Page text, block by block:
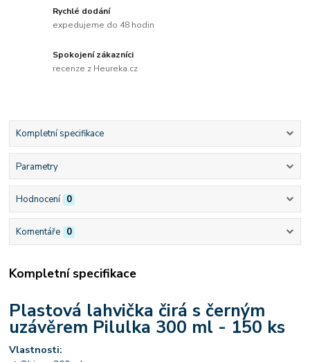
Rychlé dodání
expedujeme do 48 hodin
Spokojení zákazníci
recenze z Heureka.cz
Kompletní specifikace
Parametry
Hodnocení 0
Komentáře 0
Kompletní specifikace
Plastová lahvička čirá s černým
uzávěrem Pilulka 300 ml - 150 ks
Vlastnosti: